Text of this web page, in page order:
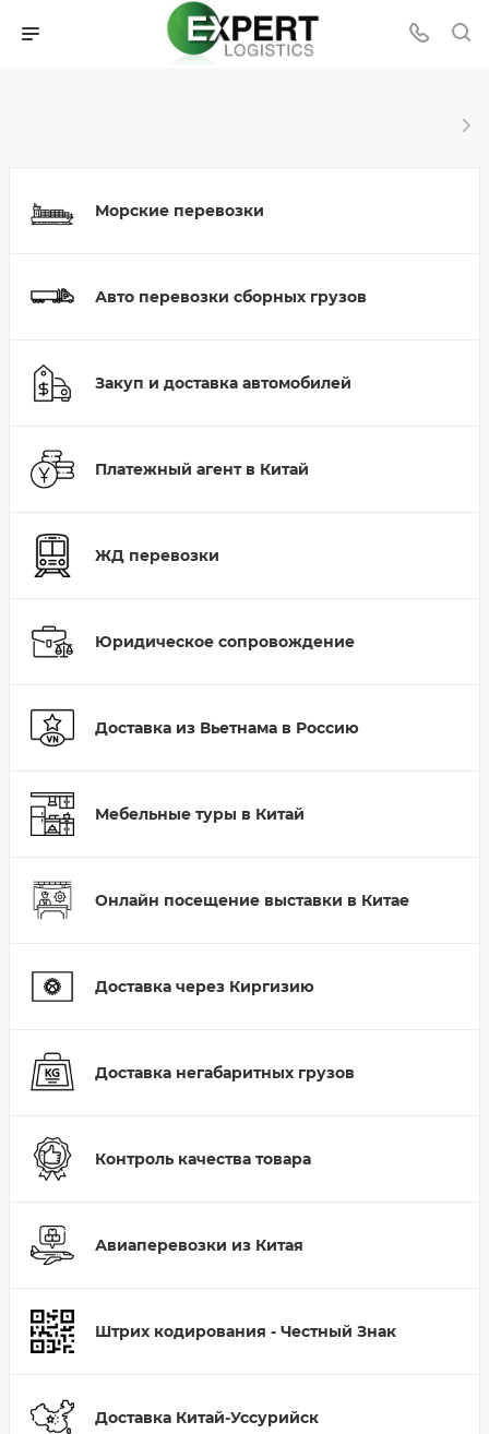
Морские перевозки
Авто перевозки сборных грузов
Закуп и доставка автомобилей
Платежный агент в Китай
ЖД перевозки
Юридическое сопровождение
Доставка из Вьетнама в Россию
Мебельные туры в Китай
Онлайн посещение выставки в Китае
Доставка через Киргизию
Доставка негабаритных грузов
Контроль качества товара
Авиаперевозки из Китая
Штрих кодирования - Честный Знак
Доставка Китай-Уссурийск